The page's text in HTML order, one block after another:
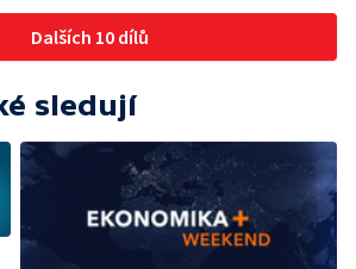
Dalších 10 dílů
sledují